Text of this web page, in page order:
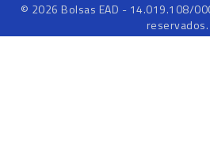
© 2026 Bolsas EAD - 14.019.108/
reservados.